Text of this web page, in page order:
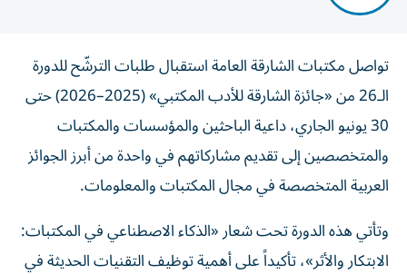
تواصل مكتبات الشارقة العامة استقبال طلبات الترشّح للدورة
الـ26 من «جائزة الشارقة للأدب المكتبي» (2025–2026) حتى
30 يونيو الجاري، داعية الباحثين والمؤسسات والمكتبات
والمتخصصين إلى تقديم مشاركاتهم في واحدة من أبرز الجوائز
العربية المتخصصة في مجال المكتبات والمعلومات.
وتأتي هذه الدورة تحت شعار «الذكاء الاصطناعي في المكتبات:
الابتكار والأثر»، تأكيداً على أهمية توظيف التقنيات الحديثة في